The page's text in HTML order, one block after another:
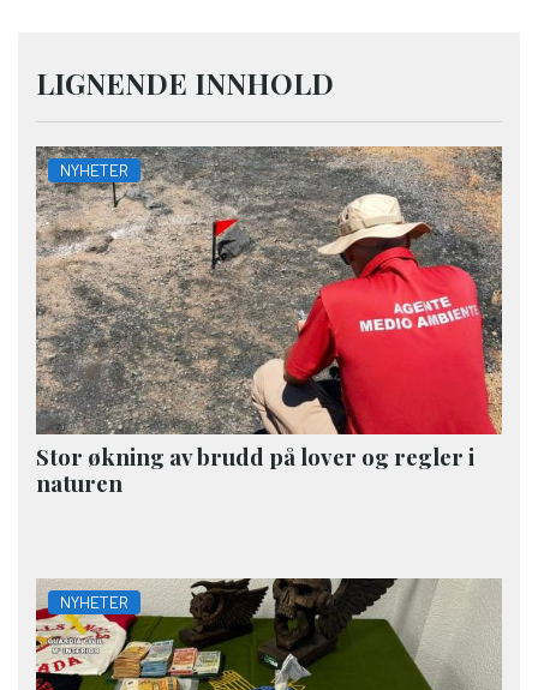
LIGNENDE INNHOLD
NYHETER
Stor økning av brudd på lover og regler i
naturen
NYHETER